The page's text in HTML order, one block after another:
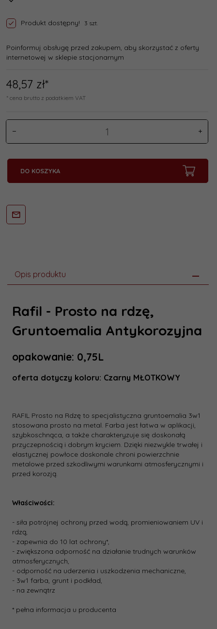
Produkt dostępny! 3 szt.
Poinformuj obsługę przed zakupem, aby skorzystać z oferty
internetowej w sklepie stacjonarnym
48,57 zł*
* cena brutto z podatkiem VAT
DO KOSZYKA
Opis produktu
Rafil - Prosto na rdzę,
Gruntoemalia Antykorozyjna
opakowanie: 0,75L
oferta dotyczy koloru: Czarny MŁOTKOWY
RAFIL Prosto na Rdzę to specjalistyczna gruntoemalia 3w1
stosowana prosto na metal. Farba jest łatwa w aplikacji,
szybkoschnąca, a także charakteryzuje się doskonałą
przyczepnością i dobrym kryciem. Dzięki niezwykle trwałej i
elastycznej powłoce doskonale chroni powierzchnie
metalowe przed szkodliwymi warunkami atmosferycznymi i
przed korozją.
Właściwości:
- siła potrójnej ochrony przed wodą, promieniowaniem UV i
rdzą,
- zapewnia do 10 lat ochrony*,
- zwiększona odporność na działanie trudnych warunków
atmosferycznych,
- odporność na uderzenia i uszkodzenia mechaniczne,
- 3w1 farba, grunt i podkład,
- na zewnątrz
* pełna informacja u producenta